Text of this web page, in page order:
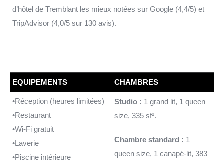
d’hôtel de Tremblant les mieux notées sur Google (4,4/5) et
TripAdvisor (4,0/5 sur 130 avis).
EQUIPEMENTS CHAMBRES
•Réception (heures limitées)
•Restaurant
•Wi-Fi gratuit
•Laverie
•Piscine intérieure
Studio : 1 grand lit, 1 queen
size, 335 sf².
Chambre standard : 1
queen size, 1 canapé-lit, 383